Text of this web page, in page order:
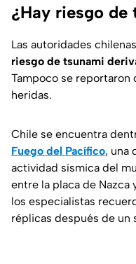
¿Hay riesgo de
Las autoridades
riesgo de tsunami
Tampoco se reportaron
heridas.
Chile se encuentra
Fuego del Pacífico, una
actividad sísmica del
entre la placa de Nazca
los especialistas
réplicas después de un